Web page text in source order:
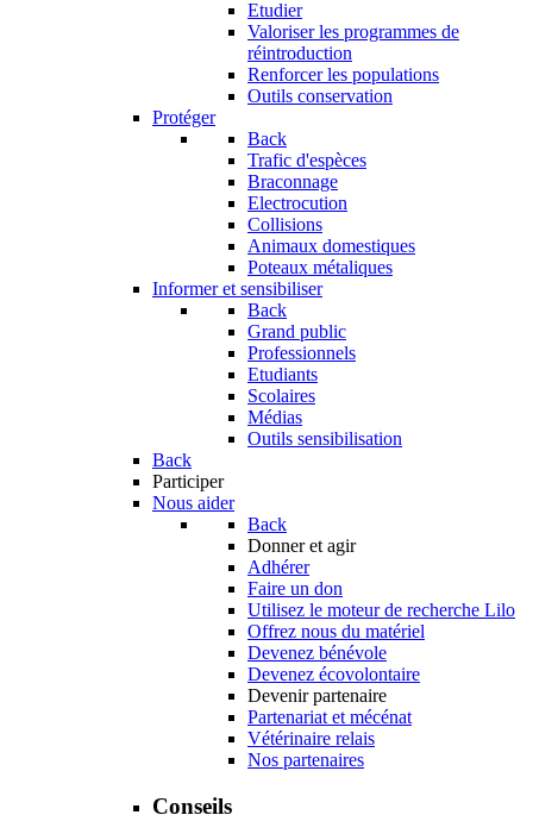
Etudier
Valoriser les programmes de
réintroduction
Renforcer les populations
Outils conservation
Protéger
Back
Trafic d'espèces
Braconnage
Electrocution
Collisions
Animaux domestiques
Poteaux métaliques
Informer et sensibiliser
Back
Grand public
Professionnels
Etudiants
Scolaires
Médias
Outils sensibilisation
Back
Participer
Nous aider
Back
Donner et agir
Adhérer
Faire un don
Utilisez le moteur de recherche Lilo
Offrez nous du matériel
Devenez bénévole
Devenez écovolontaire
Devenir partenaire
Partenariat et mécénat
Vétérinaire relais
Nos partenaires
Conseils